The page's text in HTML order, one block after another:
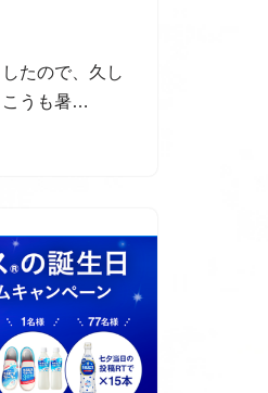
たので、久し
こうも暑…